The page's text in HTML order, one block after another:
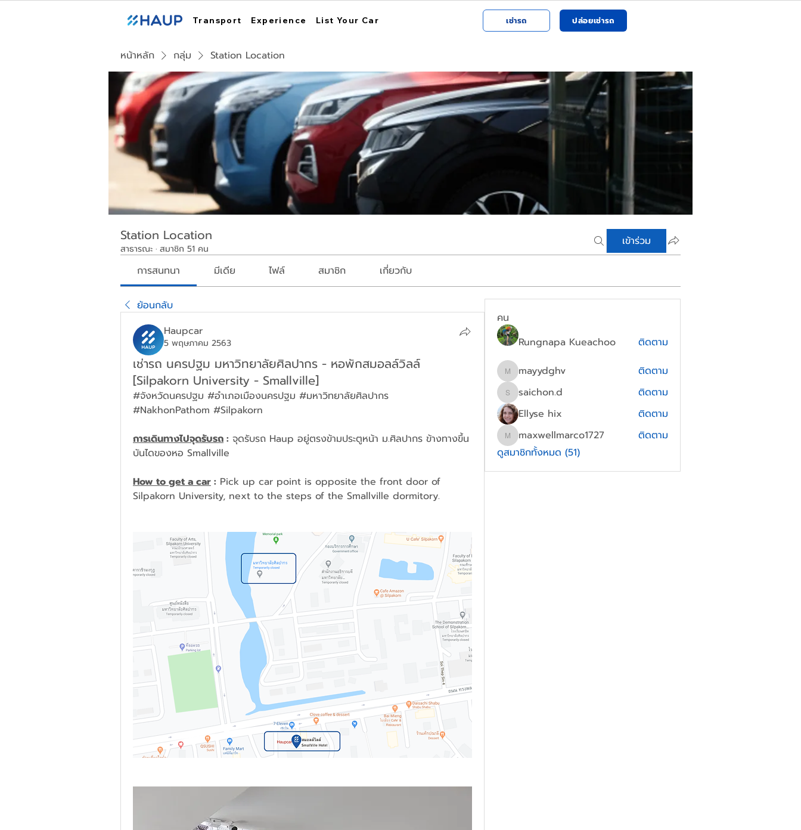
Transport Experience List Your Car เช่ารถ ปล่อยเช่ารถ
หน้าหลัก กลุ่ม Station Location
Station Location
สาธารณะ · สมาชิก 51 คน
เข้าร่วม
การสนทนา มีเดีย ไฟล์ สมาชิก เกี่ยวกับ
ย้อนกลับ
Haupcar
5 พฤษภาคม 2563
เช่ารถ นครปฐม มหาวิทยาลัยศิลปากร - หอพักสมอลล์วิลล์
[Silpakorn University - Smallville]
#จังหวัดนครปฐม #อำเภอเมืองนครปฐม #มหาวิทยาลัยศิลปากร
#NakhonPathom #Silpakorn
การเดินทางไปจุดรับรถ : จุดรับรถ Haup อยู่ตรงข้ามประตูหน้า ม.ศิลปากร ข้างทางขึ้น
บันไดของหอ Smallville
How to get a car : Pick up car point is opposite the front door of
Silpakorn University, next to the steps of the Smallville dormitory.
คน
Rungnapa Kueachoo
ติดตาม
mayydghv
mayydghv ติดตาม
saichon.d
saichon.d
ติดตาม
Ellyse hix
ติดตาม
maxwellmarco1727
maxwellmarco1727
ติดตาม
ดูสมาชิกทั้งหมด (51)